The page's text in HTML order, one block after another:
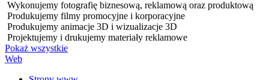
Wykonujemy fotografię biznesową, reklamową oraz produktową
Produkujemy filmy promocyjne i korporacyjne
Produkujemy animacje 3D i wizualizacje 3D
Projektujemy i drukujemy materiały reklamowe
Pokaż wszystkie
Web